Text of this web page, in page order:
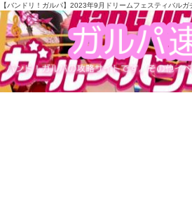
【バンドリ！ガルパ】2023年9月ドリームフェスティバル